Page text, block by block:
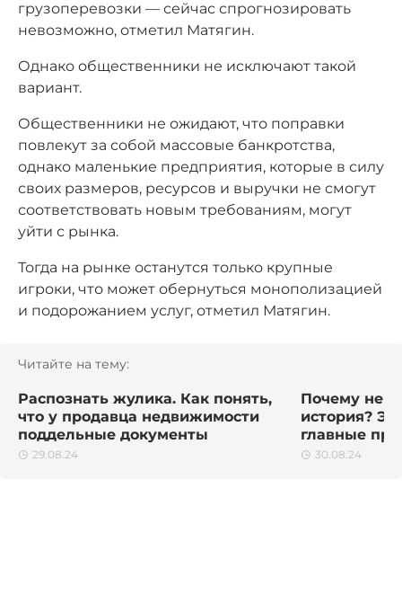
грузоперевозки — сейчас спрогнозировать
невозможно, отметил Матягин.
Однако общественники не исключают такой
вариант.
Общественники не ожидают, что поправки
повлекут за собой массовые банкротства,
однако маленькие предприятия, которые в силу
своих размеров, ресурсов и выручки не смогут
соответствовать новым требованиям, могут
уйти с рынка.
Тогда на рынке останутся только крупные
игроки, что может обернуться монополизацией
и подорожанием услуг, отметил Матягин.
Читайте на тему:
Распознать жулика. Как понять,
что у продавца недвижимости
поддельные документы
29.08.24
Почему не
история?
главные
30.08.24